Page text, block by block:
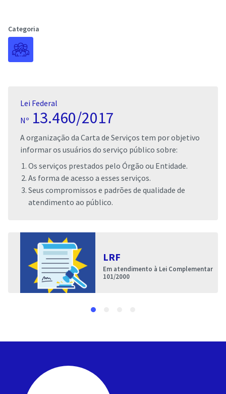
Categoria
Lei Federal
Nº 13.460/2017
A organização da Carta de Serviços tem por objetivo
informar os usuários do serviço público sobre:
Os serviços prestados pelo Órgão ou Entidade.
As forma de acesso a esses serviços.
Seus compromissos e padrões de qualidade de
atendimento ao público.
LRF
Em atendimento à Lei Complementar
101/2000